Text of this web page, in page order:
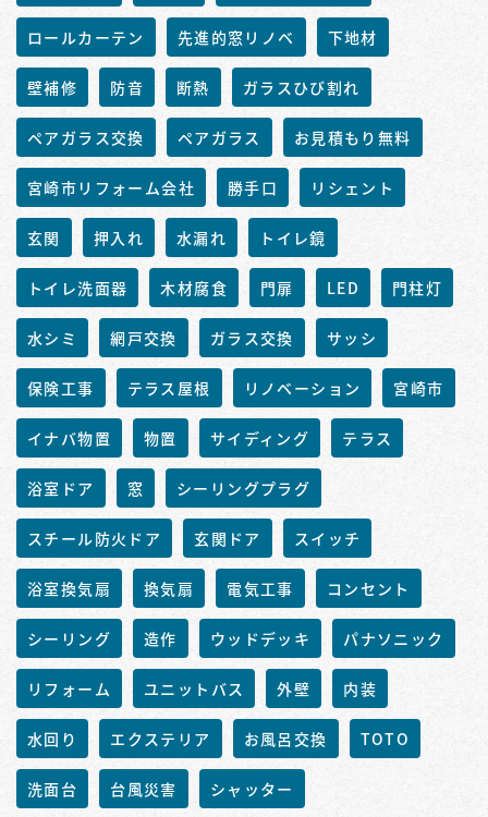
ロールカーテン 先進的窓リノベ 下地材
壁補修 防音 断熱 ガラスひび割れ
ペアガラス交換 ペアガラス お見積もり無料
宮崎市リフォーム会社 勝手口 リシェント
玄関 押入れ 水漏れ トイレ鏡
トイレ洗面器 木材腐食 門扉 LED 門柱灯
水シミ 網戸交換 ガラス交換 サッシ
保険工事 テラス屋根 リノベーション 宮崎市
イナバ物置 物置 サイディング テラス
浴室ドア 窓 シーリングプラグ
スチール防火ドア 玄関ドア スイッチ
浴室換気扇 換気扇 電気工事 コンセント
シーリング 造作 ウッドデッキ パナソニック
リフォーム ユニットバス 外壁 内装
水回り エクステリア お風呂交換 TOTO
洗面台 台風災害 シャッター